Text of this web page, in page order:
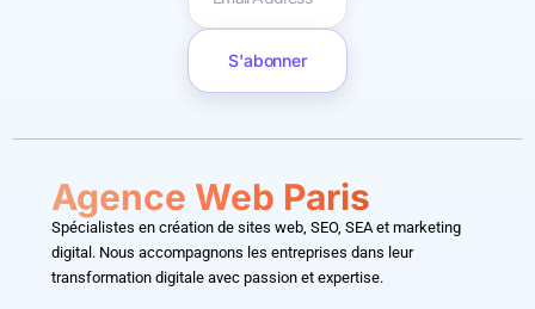
S'abonner
Agence Web Paris
Spécialistes en création de sites web, SEO, SEA et marketing
digital. Nous accompagnons les entreprises dans leur
transformation digitale avec passion et expertise.